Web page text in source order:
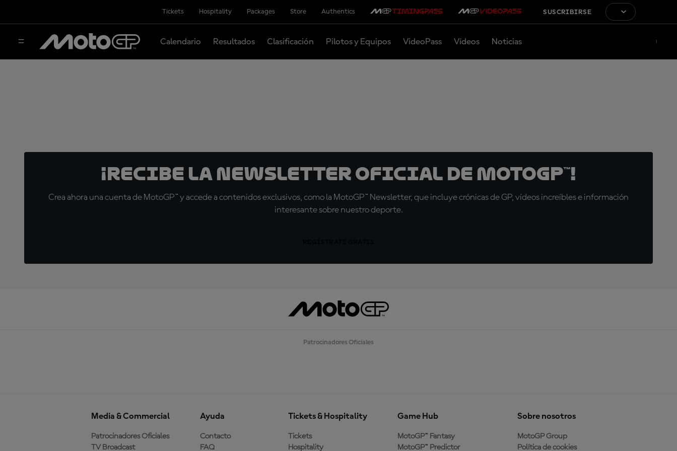
Tickets Hospitality Packages Store Authentics SUSCRIBIRSE
Calendario Resultados Clasificación Pilotos y Equipos VideoPass Vídeos Noticias
¡Recibe la Newsletter oficial de MotoGP™!
Crea ahora una cuenta de MotoGP™ y accede a contenidos exclusivos, como la MotoGP™ Newsletter, que incluye crónicas de GP, vídeos increíbles e información
interesante sobre nuestro deporte.
Patrocinadores Oficiales
Media & Commercial
Patrocinadores Oficiales
TV Broadcast
Ayuda
Contacto
FAQ
Tickets & Hospitality
Tickets
Hospitality
Game Hub
MotoGP™ Fantasy
MotoGP™ Predictor
Sobre nosotros
MotoGP Group
Política de cookies